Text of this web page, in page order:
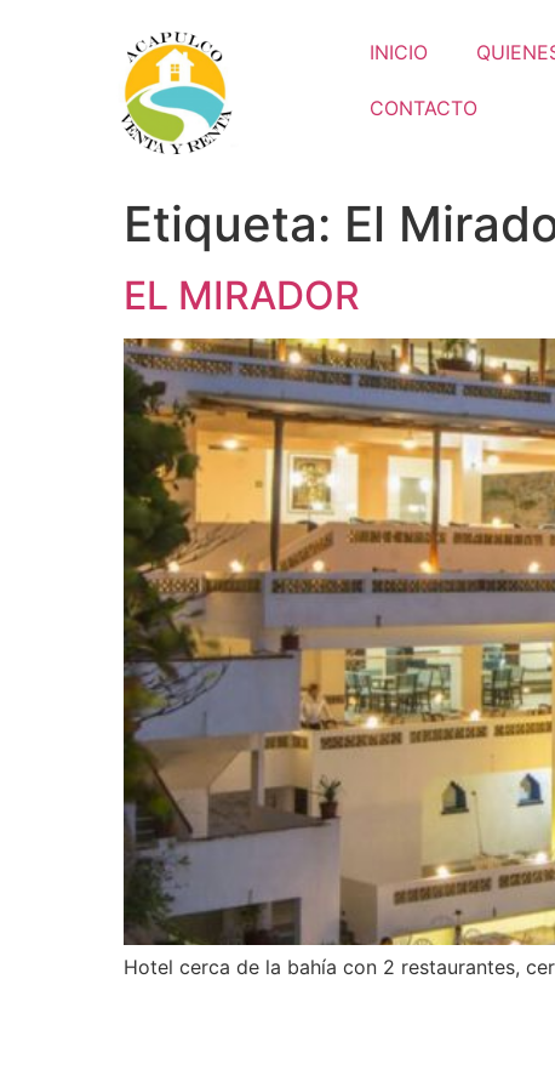
INICIO
CONTACTO
Etiqueta: El
EL MIRADOR
Hotel cerca de la bahía con 2 restaurantes,